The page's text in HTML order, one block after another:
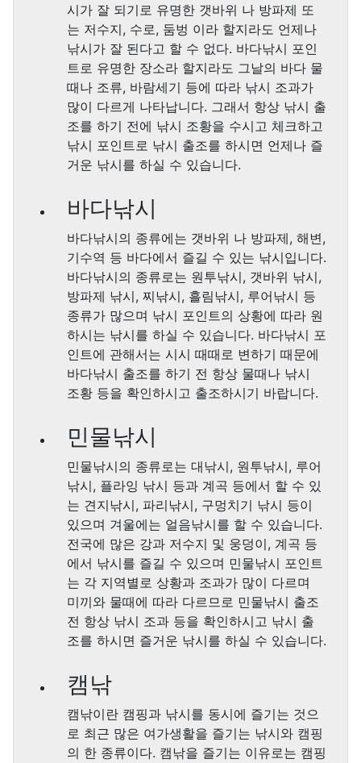
시가 잘 되기로 유명한 갯바위 나 방파제 또
는 저수지, 수로, 둠벙 이라 할지라도 언제나
낚시가 잘 된다고 할 수 없다. 바다낚시 포인
트로 유명한 장소라 할지라도 그날의 바다 물
때나 조류, 바람세기 등에 따라 낚시 조과가
많이 다르게 나타납니다. 그래서 항상 낚시 출
조를 하기 전에 낚시 조황을 수시고 체크하고
낚시 포인트로 낚시 출조를 하시면 언제나 즐
거운 낚시를 하실 수 있습니다.
바다낚시
바다낚시의 종류에는 갯바위 나 방파제, 해변,
기수역 등 바다에서 즐길 수 있는 낚시입니다.
바다낚시의 종류로는 원투낚시, 갯바위 낚시,
방파제 낚시, 찌낚시, 흘림낚시, 루어낚시 등
종류가 많으며 낚시 포인트의 상황에 따라 원
하시는 낚시를 하실 수 있습니다. 바다낚시 포
인트에 관해서는 시시 때때로 변하기 때문에
바다낚시 출조를 하기 전 항상 물때나 낚시
조황 등을 확인하시고 출조하시기 바랍니다.
민물낚시
민물낚시의 종류로는 대낚시, 원투낚시, 루어
낚시, 플라잉 낚시 등과 계곡 등에서 할 수 있
는 견지낚시, 파리낚시, 구멍치기 낚시 등이
있으며 겨울에는 얼음낚시를 할 수 있습니다.
전국에 많은 강과 저수지 및 웅덩이, 계곡 등
에서 낚시를 즐길 수 있으며 민물낚시 포인트
는 각 지역별로 상황과 조과가 많이 다르며
미끼와 물때에 따라 다르므로 민물낚시 출조
전 항상 낚시 조과 등을 확인하시고 낚시 출
조를 하시면 즐거운 낚시를 하실 수 있습니다.
캠낚
캠낚이란 캠핑과 낚시를 동시에 즐기는 것으
로 최근 많은 여가생활을 즐기는 낚시와 캠핑
의 한 종류이다. 캠낚을 즐기는 이유로는 캠핑